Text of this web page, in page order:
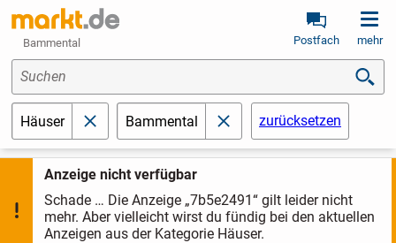
Bammental Postfach mehr
Anzeige nicht verfügbar
Schade … Die Anzeige „7b5e2491“ gilt leider nicht
mehr. Aber vielleicht wirst du fündig bei den aktuellen
Anzeigen aus der Kategorie Häuser.
Suchen
Häuser schließenBammental schließenzurücksetzen